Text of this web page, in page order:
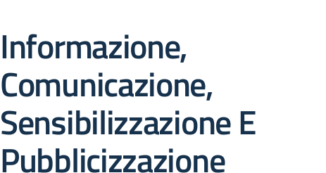
Informazione,
Comunicazione,
Sensibilizzazione E
Pubblicizzazione